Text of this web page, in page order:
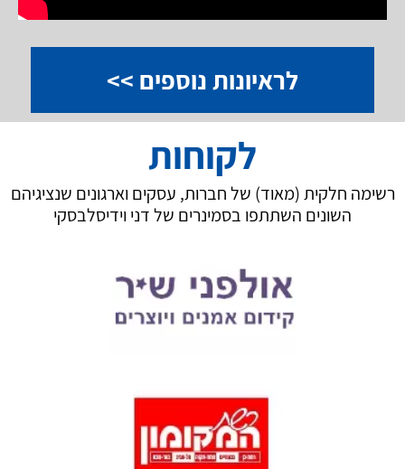
לראיונות נוספים >>
לקוחות
רשימה חלקית (מאוד) של חברות, עסקים וארגונים שנציגיהם
השונים השתתפו בסמינרים של דני וידיסלבסקי